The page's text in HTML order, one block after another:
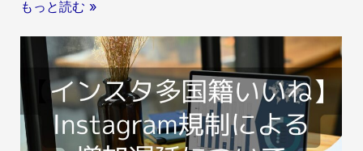
【
要
】
T
i
k
T
もっと読む »